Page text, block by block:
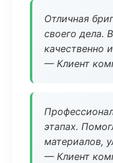
Отличная
своего дела.
качественно
— Клиент
этапах.
материалов,
— Клиент